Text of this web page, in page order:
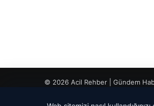
© 2026 Acil Rehber | Gündem